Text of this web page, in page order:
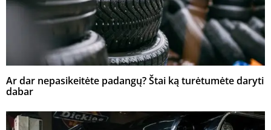
Ar dar nepasikeitėte padangų? Štai ką turėtumėte daryti
dabar